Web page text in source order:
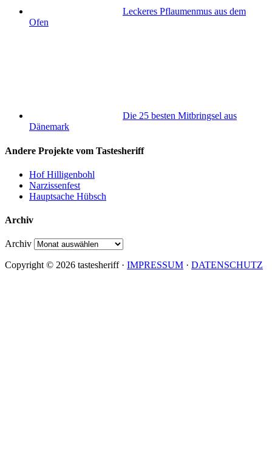
Leckeres Pflaumenmus aus dem
Ofen
Die 25 besten Mitbringsel aus
Dänemark
Andere Projekte vom Tastesheriff
Hof Hilligenbohl
Narzissenfest
Hauptsache Hübsch
Archiv
Archiv
Copyright © 2026 tastesheriff · IMPRESSUM · DATENSCHUTZ